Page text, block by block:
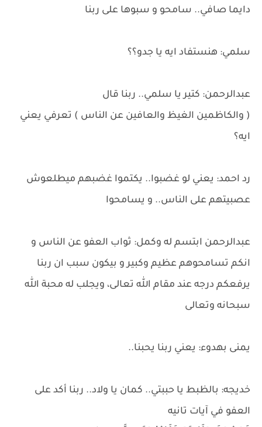
دايما صافي.. سامحو و سبوها على ربنا
سلمي: هنستفاد ايه يا جدو؟؟
عبدالرحمن: كتير يا سلمي.. ربنا قال
( والكاظمين الغيظ والعافين عن الناس ) تعرفي يعني
ايه؟
رد احمد: يعني لو غضبوا.. يكتموا غضبهم ميطلعوش
عصبيتهم على الناس.. و يسامحوا
عبدالرحمن ابتسم له وكمل: ثواب العفو عن الناس و
انكم تسامحوهم عظيم وكبير و بيكون سبب ان ربنا
يرفعكم درجه عند مقام الله تعالى، ويجلب له محبة الله
سبحانه وتعالى
يمنى بهدوء: يعني ربنا يحبنا..
خديجه: بالظبط يا حببتي.. كمان يا ولاد.. ربنا أكد على
العفو في آيات تانيه